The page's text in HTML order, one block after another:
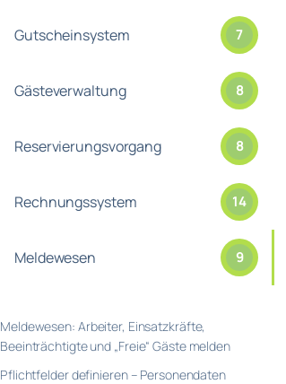
Gutscheinsystem 7
Gästeverwaltung 8
Reservierungsvorgang 8
Rechnungssystem 14
Meldewesen 9
Meldewesen: Arbeiter, Einsatzkräfte,
Beeinträchtigte und „Freie“ Gäste melden
Pflichtfelder definieren – Personendaten